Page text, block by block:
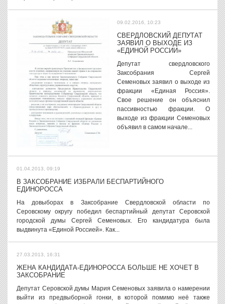
09.02.2016, 10:23
СВЕРДЛОВСКИЙ ДЕПУТАТ
ЗАЯВИЛ О ВЫХОДЕ ИЗ
«ЕДИНОЙ РОССИИ»
Депутат свердловского
Заксобрания Сергей
Семеновых заявил о выходе из
фракции «Единая Россия».
Свое решение он объяснил
пассивностью фракции. О
выходе из фракции Семеновых
объявил в самом начале...
01.04.2013, 09:19
В ЗАКСОБРАНИЕ ИЗБРАЛИ БЕСПАРТИЙНОГО
ЕДИНОРОССА
На довыборах в Заксобрание Свердловской области по
Серовскому округу победил беспартийный депутат Серовской
городской думы Сергей Семеновых. Его кандидатура была
выдвинута «Единой Россией». Как...
27.03.2013, 16:31
ЖЕНА КАНДИДАТА-ЕДИНОРОССА БОЛЬШЕ НЕ ХОЧЕТ В
ЗАКСОБРАНИЕ
Депутат Серовской думы Мария Семеновых заявила о намерении
выйти из предвыборной гонки, в которой помимо неё также